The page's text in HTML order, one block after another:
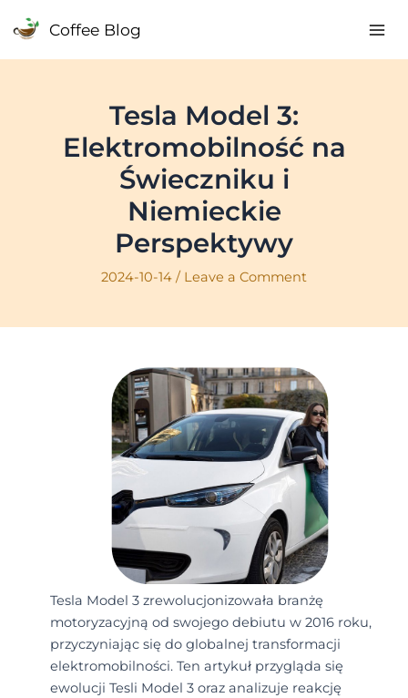
Coffee Blog
Tesla Model 3:
Elektromobilność na
Świeczniku i
Niemieckie
Perspektywy
2024-10-14 / Leave a Comment
Tesla Model 3 zrewolucjonizowała branżę
motoryzacyjną od swojego debiutu w 2016 roku,
przyczyniając się do globalnej transformacji
elektromobilności. Ten artykuł przygląda się
ewolucji Tesli Model 3 oraz analizuje reakcję